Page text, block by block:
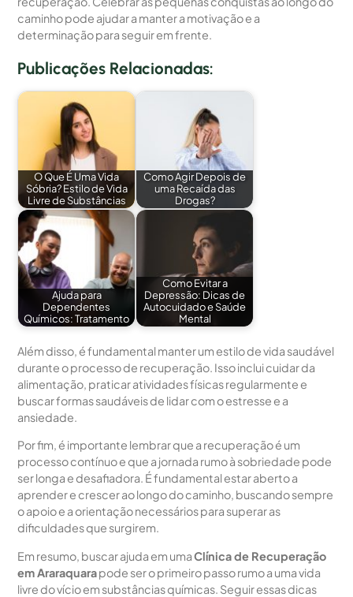
caminho pode ajudar a manter a motivação e a
determinação para seguir em frente.
Publicações Relacionadas:
O Que É Uma Vida
Sóbria? Estilo de Vida
Livre de Substâncias
Como Agir Depois de
uma Recaída das
Drogas?
Ajuda para
Dependentes
Químicos: Tratamento
Como Evitar a
Depressão: Dicas de
Autocuidado e Saúde
Mental
Além disso, é fundamental manter um estilo de vida saudável
durante o processo de recuperação. Isso inclui cuidar da
alimentação, praticar atividades físicas regularmente e
buscar formas saudáveis de lidar com o estresse e a
ansiedade.
Por fim, é importante lembrar que a recuperação é um
processo contínuo e que a jornada rumo à sobriedade pode
ser longa e desafiadora. É fundamental estar aberto a
aprender e crescer ao longo do caminho, buscando sempre
o apoio e a orientação necessários para superar as
dificuldades que surgirem.
Em resumo, buscar ajuda em umaClínica de Recuperação
em Araraquarapode ser o primeiro passo rumo a uma vida
livre do vício em substâncias químicas. Seguir essas dicas